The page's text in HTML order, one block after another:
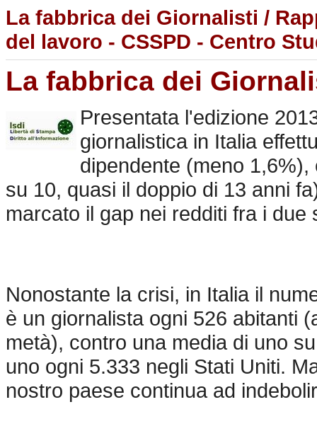
La fabbrica dei Giornalisti /
del lavoro - CSSPD - Centro
La fabbrica dei
Presentata l'edizione
giornalistica in Italia
dipendente (meno
su 10, quasi il doppio di 13 anni
marcato il gap nei redditi fra i
Nonostante la crisi, in Italia il
è un giornalista ogni 526 abitanti
metà), contro una media di uno
uno ogni 5.333 negli Stati Uniti.
nostro paese continua ad